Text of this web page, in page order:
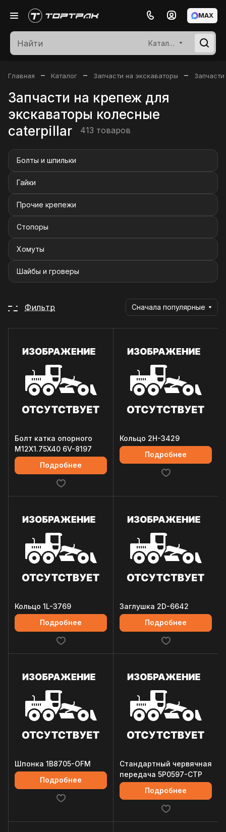
Каталог
MAX
Главная – Каталог – Запчасти на экскаваторы –
Запчасти на крепеж для
экскаваторы колесные
caterpillar
413 товаров
Болты и шпильки
Гайки
Прочие крепежи
Стопоры
Хомуты
Шайбы и гроверы
Фильтр Сначала популярные
Болт катка опорного
M12X1.75X40 6V-8197
Подробнее
Кольцо 2H-3429
Подробнее
Кольцо 1L-3769
Подробнее
Заглушка 2D-6642
Подробнее
Шпонка 1B8705-OFM
Подробнее
Стандартный червячная
передача 5P0597-CTP
Подробнее